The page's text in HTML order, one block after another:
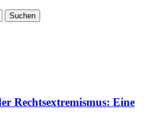
Rechtsextremismus: Eine